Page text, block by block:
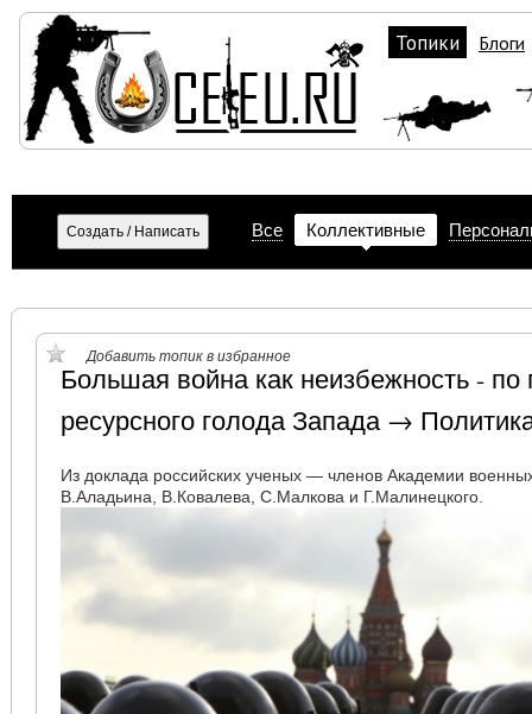
Топики Блоги
Все Коллективные
Добавить топик в избранное
Большая война как неизбежность - по
ресурсного голода Запада →
Из доклада российских ученых — членов Академии
В.Аладьина, В.Ковалева, С.Малкова и Г.Малинецкого.